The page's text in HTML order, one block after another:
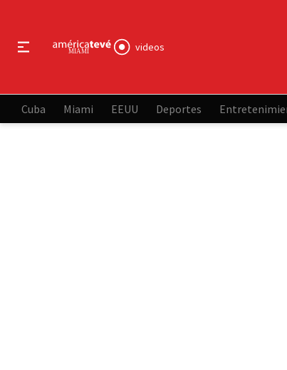
videos
Cuba Miami EEUU Deportes